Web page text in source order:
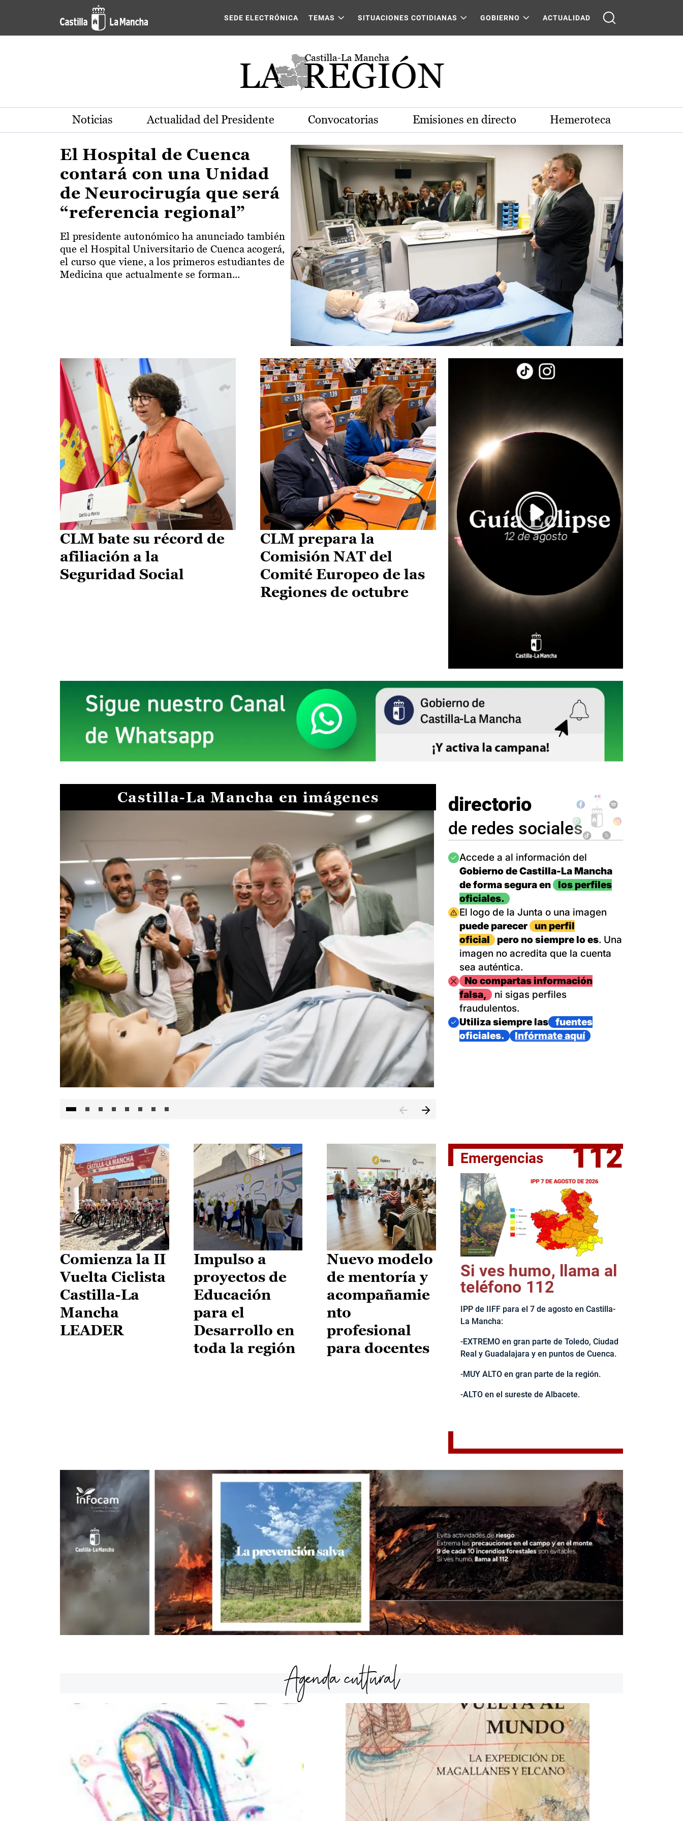
Pasar al contenido principal
Actualidad de la región de Castilla-La Mancha
SEDE ELECTRÓNICA TEMAS SITUACIONES COTIDIANAS GOBIERNO ACTUALIDAD
Noticias Actualidad del Presidente Convocatorias Emisiones en directo Hemeroteca
El Hospital de Cuenca
contará con una Unidad
de Neurocirugía que será
“referencia regional”
El presidente autonómico ha anunciado también
que el Hospital Universitario de Cuenca acogerá,
el curso que viene, a los primeros estudiantes de
Medicina que actualmente se forman...
CLM bate su récord de
afiliación a la
Seguridad Social
CLM prepara la
Comisión NAT del
Comité Europeo de las
Regiones de octubre
Castilla-La Mancha en imágenes
El jefe del Ejecutivo castellanomanchego, Emiliano García-
directorio
de redes sociales
Imagen
Accede a al información del
Gobierno de Castilla-La Mancha
de forma segura en
los perfiles
oficiales.
Imagen
El logo de la Junta o una imagen
puede parecer
un perfil
oficial
pero no siempre lo es. Una
imagen no acredita que la cuenta
sea auténtica.
ImagenNo compartas información
falsa,
ni sigas perfiles
fraudulentos.
Imagen
Utiliza siempre las
fuentes
oficiales.
Infórmate aquí
Comienza la II
Vuelta Ciclista
Castilla-La
Mancha
LEADER
Impulso a
proyectos de
Educación
para el
Desarrollo en
toda la región
Nuevo modelo
de mentoría y
acompañamie
nto
profesional
para docentes
Emergencias 112
Si ves humo, llama al
teléfono 112
IPP de IIFF para el 7 de agosto en Castilla-
La Mancha:
-EXTREMO en gran parte de Toledo, Ciudad
Real y Guadalajara y en puntos de Cuenca.
-MUY ALTO en gran parte de la región.
-ALTO en el sureste de Albacete.
Agenda cultural